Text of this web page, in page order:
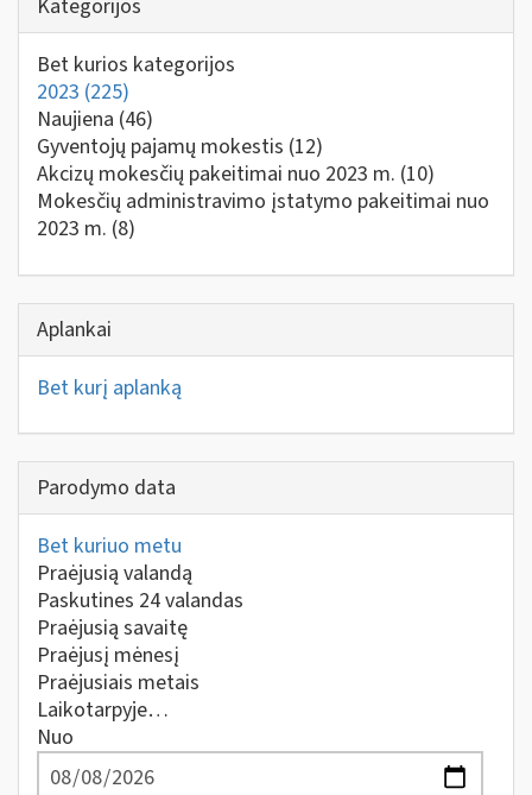
Kategorijos
Bet kurios kategorijos
2023 (225)
Naujiena (46)
Gyventojų pajamų mokestis (12)
Akcizų mokesčių pakeitimai nuo 2023 m. (10)
Mokesčių administravimo įstatymo pakeitimai nuo
2023 m. (8)
Aplankai
Bet kurį aplanką
Parodymo data
Bet kuriuo metu
Praėjusią valandą
Paskutines 24 valandas
Praėjusią savaitę
Praėjusį mėnesį
Praėjusiais metais
Laikotarpyje…
Nuo